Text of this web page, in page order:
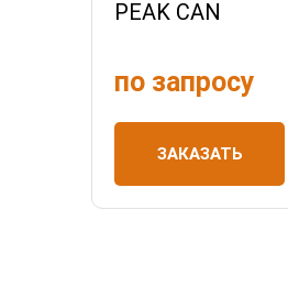
PEAK CAN
по запросу
ЗАКАЗАТЬ